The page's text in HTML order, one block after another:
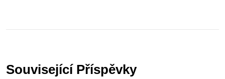
Související Příspěvky